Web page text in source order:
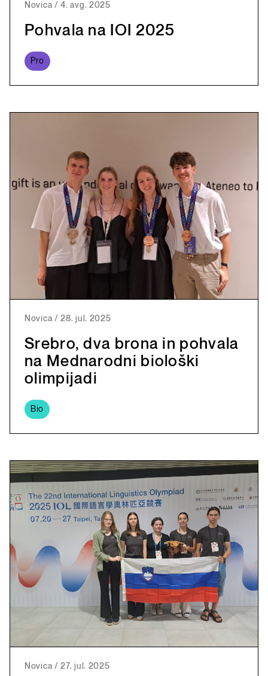
Novica /4. avg. 2025
Pohvala na IOI 2025
Pro
Novica /28. jul. 2025
Srebro, dva brona in pohvala
na Mednarodni biološki
olimpijadi
Bio
Novica /27. jul. 2025